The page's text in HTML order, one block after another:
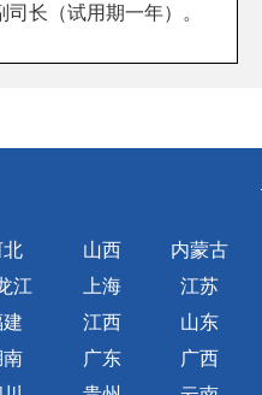
长（试用期一年）。
北 山西
内蒙古
江 上海
江苏
江西
山东
南 广东
广西